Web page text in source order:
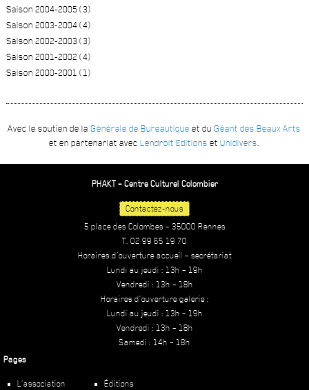
Saison 2004-2005 (3)
Saison 2003-2004 (4)
Saison 2002-2003 (3)
Saison 2001-2002 (4)
Saison 2000-2001 (1)
Avec le soutien de laGénérale de Bureautique et duGéant des Beaux Arts
et en partenariat avecLendroit Editions etUnidivers
PHAKT – Centre Culturel Colombier
Contactez-nous
5 place des Colombes – 35000 Rennes
T. 02 99 65 19 70
Horaires d’ouverture accueil – secrétariat
Lundi au jeudi : 13h – 19h
Vendredi : 13h – 18h
Horaires d’ouverture galerie :
Lundi au jeudi : 13h – 19h
Vendredi : 13h – 18h
Samedi : 14h – 18h
Pages
L’association Éditions